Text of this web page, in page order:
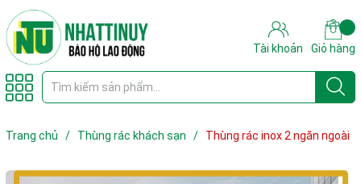
Tài khoản Giỏ hàng
Trang chủ / Thùng rác khách sạn /
Thùng rác inox 2 ngăn ngoài